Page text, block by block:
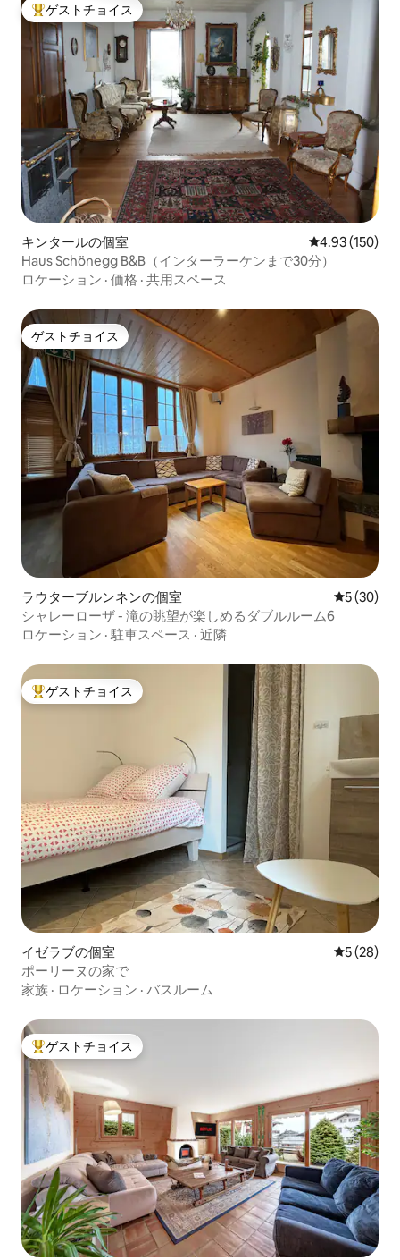
大好評のゲストチョイスです。
ゲストチョイス
キンタールの個室 レビュー150
4.93 (150)
Haus Schönegg B&B（インターラーケンまで30分）
ロケーション · 価格 · 共用スペース
ゲストチョイス
ゲストチョイス
ラウターブルンネンの個室 レビュー
5 (30)
シャレーローザ - 滝の眺望が楽しめるダブルルーム6
ロケーション · 駐車スペース · 近隣
大好評のゲストチョイスです。
ゲストチョイス
イゼラブの個室 レビュー
5 (28)
ポーリーヌの家で
家族 · ロケーション · バスルーム
大好評のゲストチョイスです。
ゲストチョイス